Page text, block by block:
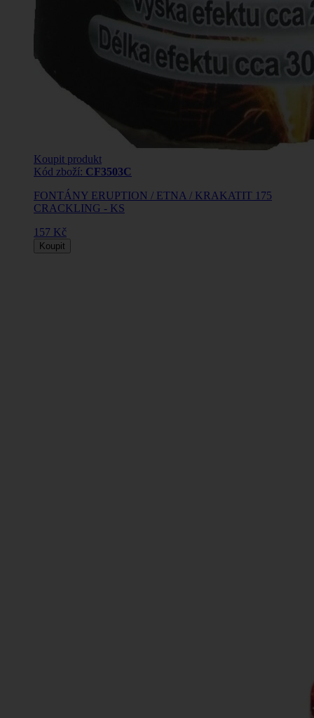
Koupit produkt
Kód zboží: CF3503C
FONTÁNY ERUPTION / ETNA / KRAKATIT 175
CRACKLING - KS
157 Kč
Koupit